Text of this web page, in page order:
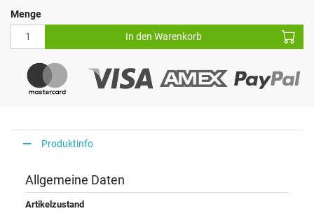
Menge
In den Warenkorb
Produktinfo
Allgemeine Daten
Artikelzustand